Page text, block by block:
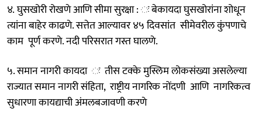
४. घुसखोरी रोखणे आणि सीमा सुरक्षा : ः बेकायदा घुसखोरांना शोधून
त्यांना बाहेर काढणे. सत्तेत आल्यावर ४५ दिवसांत सीमेवरील कुंपणाचे
काम पूर्ण करणे. नदी परिसरात गस्त घालणे.
५. समान नागरी कायदा ः तीस टक्के मुस्लिम लोकसंख्या असलेल्या
राज्यात समान नागरी संहिता, राष्ट्रीय नागरिक नोंदणी आणि नागरिकत्व
सुधारणा कायद्याची अंमलबजावणी करणे